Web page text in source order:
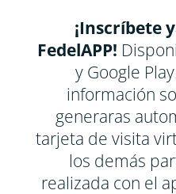
¡Inscríbete
FedelAPP!
y Google
información
generaras
tarjeta de visita
los demás
realizada con el